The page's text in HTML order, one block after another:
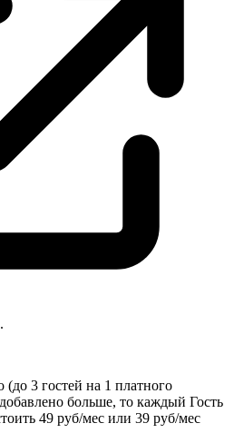
(до 3 гостей на 1 платного
больше, то каждый Гость
49 руб/мес или 39 руб/мес